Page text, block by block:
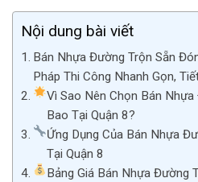
Nội dung bài viết
Bán Nhựa Đường Trộn Sẵn
Pháp Thi Công Nhanh Gọn,
Vì Sao Nên Chọn Bán
Bao Tại Quận 8?
Ứng Dụng Của Bán Nhựa
Tại Quận 8
Bảng Giá Bán Nhựa Đường